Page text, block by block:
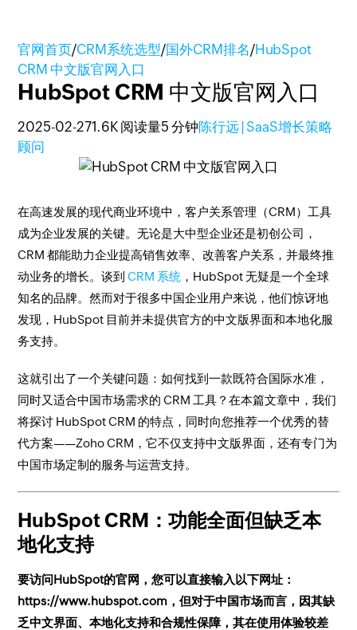
官网首页/CRM系统选型/国外CRM排名/HubSpot
CRM 中文版官网入口
HubSpot CRM 中文版官网入口
2025-02-271.6K 阅读量5 分钟陈行远 | SaaS增长策略
顾问
在高速发展的现代商业环境中，客户关系管理（CRM）工具
成为企业发展的关键。无论是大中型企业还是初创公司，
CRM 都能助力企业提高销售效率、改善客户关系，并最终推
动业务的增长。谈到CRM 系统 ，HubSpot 无疑是一个全球
知名的品牌。然而对于很多中国企业用户来说，他们惊讶地
发现，HubSpot 目前并未提供官方的中文版界面和本地化服
务支持。
这就引出了一个关键问题：如何找到一款既符合国际水准，
同时又适合中国市场需求的 CRM 工具？在本篇文章中，我们
将探讨 HubSpot CRM 的特点，同时向您推荐一个优秀的替
代方案——Zoho CRM，它不仅支持中文版界面，还有专门为
中国市场定制的服务与运营支持。
HubSpot CRM：功能全面但缺乏本
地化支持
要访问HubSpot的官网，您可以直接输入以下网址：
https://www.hubspot.com，但对于中国市场而言，因其缺
乏中文界面、本地化支持和合规性保障，其在使用体验较差